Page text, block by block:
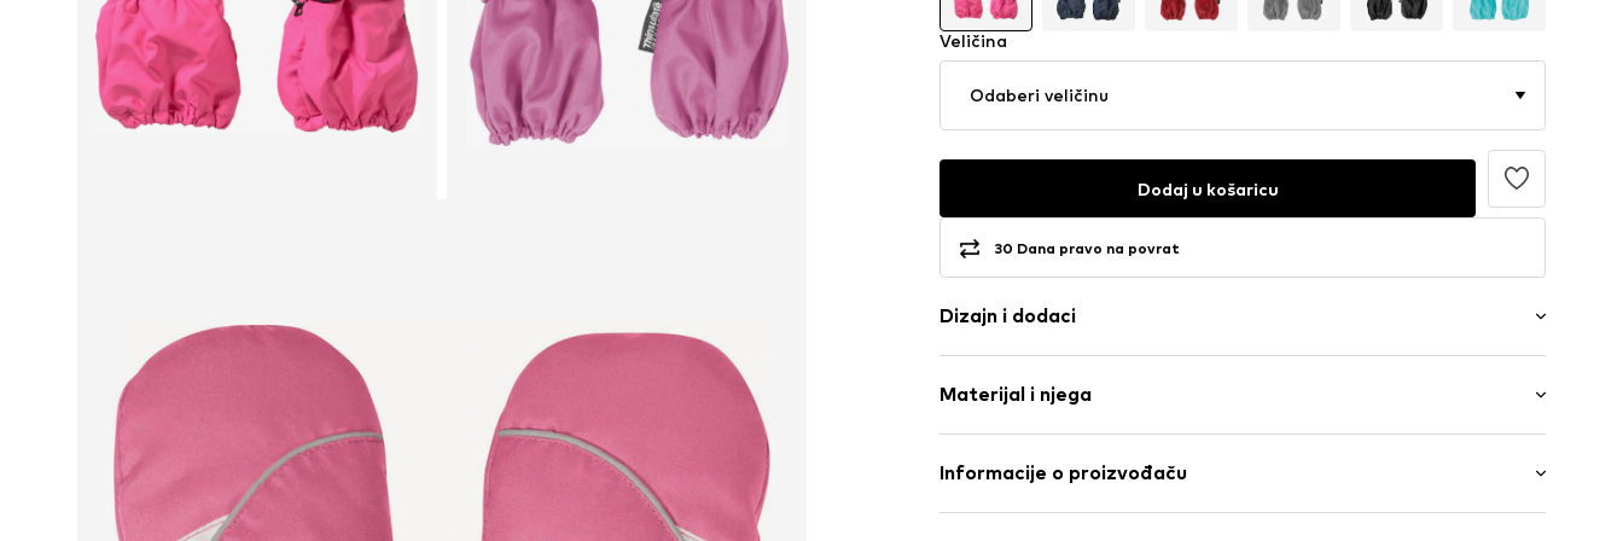
Veličina
Odaberi veličinu
Dodaj u košaricu
30 Dana pravo na povrat
Dizajn i dodaci
Teksturirana površina
Svjetlosna tkanina
Prilagodljivo
Materijal i njega
Materijal: 100% Poliester - PES
Informacije o proizvođaču